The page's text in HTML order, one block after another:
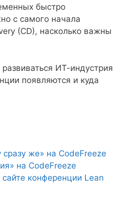
быстро
с самого начала
(CD), насколько важны
ИТ-индустрия
появляются и куда
сразу же» на CodeFreeze
на CodeFreeze
сайте конференции Lean